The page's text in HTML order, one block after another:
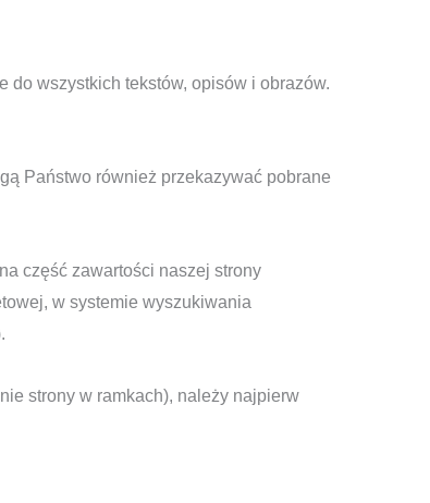
do wszystkich tekstów, opisów i obrazów.
Państwo również przekazywać pobrane
część zawartości naszej strony
w systemie wyszukiwania
strony w ramkach), należy najpierw